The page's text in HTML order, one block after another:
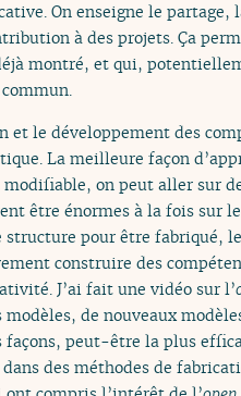
On enseigne le
à des projets. Ça
montré, et qui,
et le développement des
La meilleure façon
modifiable, on peut aller sur
être énormes à la fois sur
structure pour être fabriqué,
construire des
J’ai fait une vidéo sur l’
de nouveaux
façons, peut-être la plus
des méthodes de